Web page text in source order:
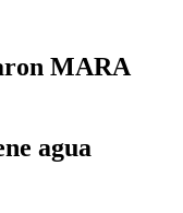
MARA
agua